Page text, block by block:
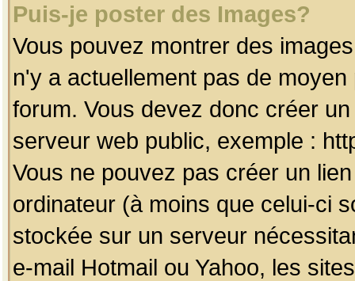
Puis-je poster des Images?
Vous pouvez montrer des
n'y a actuellement pas de
forum. Vous devez donc créer
serveur web public, exemple :
Vous ne pouvez pas créer un
ordinateur (à moins que celui-ci
stockée sur un serveur
e-mail Hotmail ou Yahoo, les